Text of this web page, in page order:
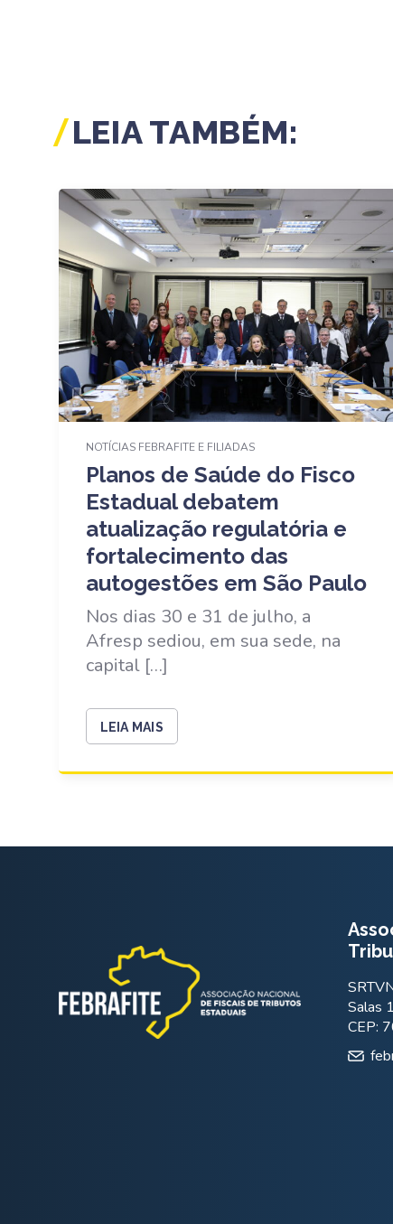
LEIA TAMBÉM:
NOTÍCIAS FEBRAFITE E FILIADAS
Planos de Saúde do Fisco
Estadual debatem
atualização regulatória e
fortalecimento das
autogestões em São Paulo
Nos dias 30 e 31 de julho, a
Afresp sediou, em sua sede, na
capital […]
LEIA MAIS
Salas
CEP: